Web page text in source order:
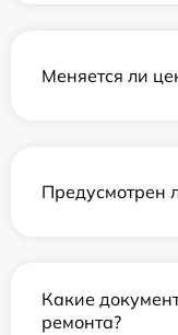
Меняется ли
Предусмотрен
Какие
ремонта?